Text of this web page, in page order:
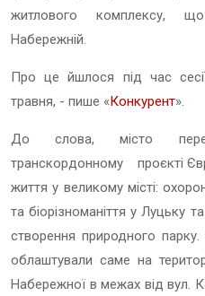
житлового комплексу,
Набережній.
Про це йшлося під час
травня, - пише «Конкурент».
До слова, місто
транскордонному проєкті
життя у великому місті:
та біорізноманіття у Луцьку
створення природного
облаштували саме на
Набережної в межах від вул.